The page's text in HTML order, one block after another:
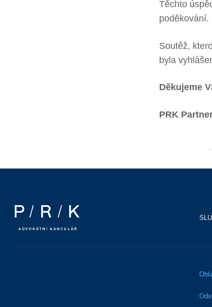
Těchto
poděkování.
Soutěž,
byla
Děkujeme
PRK